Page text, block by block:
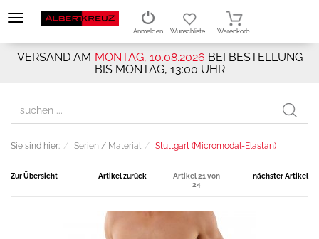
VERSAND AM MONTAG, 10.08.2026 BEI BESTELLUNG
BIS MONTAG, 13:00 UHR
Anmelden Wunschliste Warenkorb
Sie sind hier: Serien / Material Stuttgart (Micromodal-Elastan)
Zur Übersicht Artikel zurück
Artikel 21 von
24
nächster Artikel